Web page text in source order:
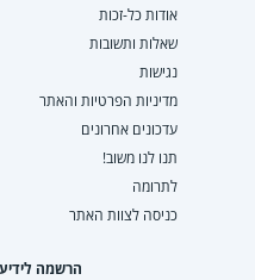
אודות כל-זכות
שאלות ותשובות
נגישות
מדיניות הפרטיות והאתר
עדכונים אחרונים
תנו לנו משוב!
לתרומה
כניסה לצוות האתר
הרשמה